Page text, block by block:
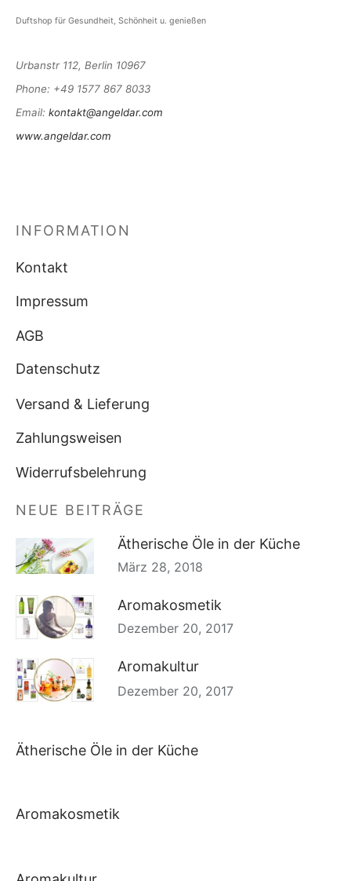
Duftshop für Gesundheit, Schönheit u. genießen
Urbanstr 112, Berlin 10967
Phone: +49 1577 867 8033
Email: kontakt@angeldar.com
www.angeldar.com
INFORMATION
Kontakt
Impressum
AGB
Datenschutz
Versand & Lieferung
Zahlungsweisen
Widerrufsbelehrung
NEUE BEITRÄGE
Ätherische Öle in der Küche
März 28, 2018
Aromakosmetik
Dezember 20, 2017
Aromakultur
Dezember 20, 2017
Ätherische Öle in der Küche
Aromakosmetik